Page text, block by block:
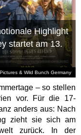
& Wild Bunch Germany
Highlight
startet am 13.
– so stellen
vor. Für die 17-
anders aus: Nach
zieht sie sich am
zurück. In der